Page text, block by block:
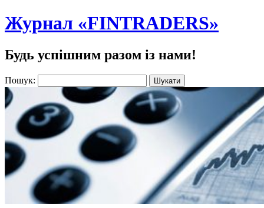
Журнал «FINTRADERS»
Будь успішним разом із нами!
Пошук: